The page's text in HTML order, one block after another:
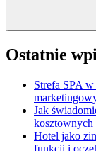
Ostatnie
Strefa SPA
Jak
kosztownych
Hotel jako